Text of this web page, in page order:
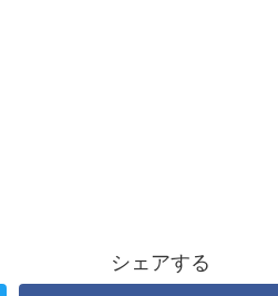
シェアする